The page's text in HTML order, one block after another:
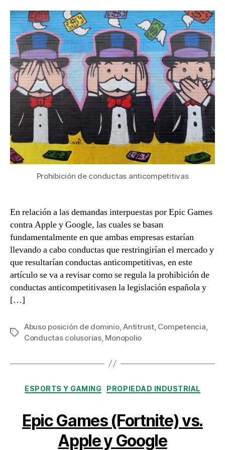
conductas
anticompetitivas
Prohibición de conductas anticompetitivas
En relación a las demandas interpuestas por Epic Games
contra Apple y Google, las cuales se basan
fundamentalmente en que ambas empresas estarían
llevando a cabo conductas que restringirían el mercado y
que resultarían conductas anticompetitivas, en este
artículo se va a revisar como se regula la prohibición de
conductas anticompetitivasen la legislación española y
[…]
Etiquetas
Abuso posición de dominio,Antitrust, Competencia
Conductas colusorias, Monopolio
Categorías
ESPORTS Y GAMING PROPIEDAD INDUSTRIAL
Epic Games (Fortnite) vs.
Apple y Google